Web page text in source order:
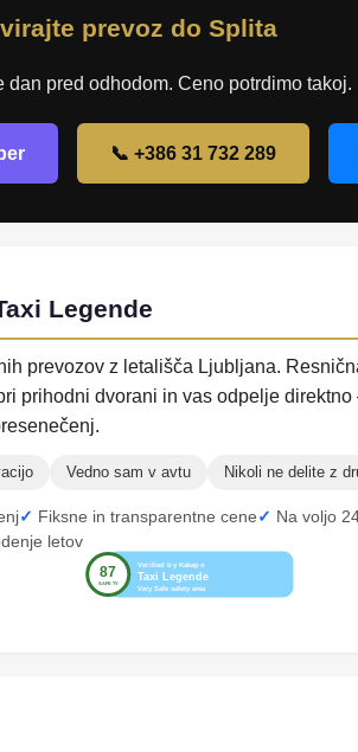
prevoz do Splita
dan pred odhodom. Ceno potrdimo takoj.
📞 +386 31 732 289
Legende
prevozov z letališča Ljubljana.
prihodni dvorani in vas odpelje
Vedno sam v avtu Nikoli ne delite z
Fiksne in transparentne cene
Na voljo
letov